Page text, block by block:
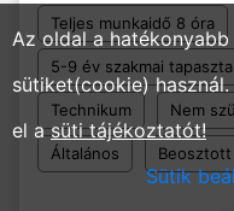
Teljes munkaidő 8 óra
5-9 év szakmai
Technikum Nem
Általános Beosztott
Az oldal a
sütiket(cookie)
el asüti tájékoztatót!
Sütik